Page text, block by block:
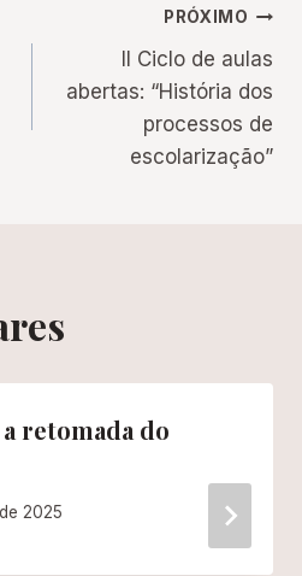
PRÓXIMO
II Ciclo de aulas
abertas: “História dos
processos de
escolarização”
retomada do
2025